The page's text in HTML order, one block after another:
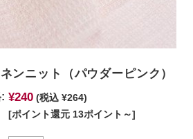
ンニット（パウダーピンク）
¥240 (税込 ¥264)
[ポイント還元 13ポイント～]